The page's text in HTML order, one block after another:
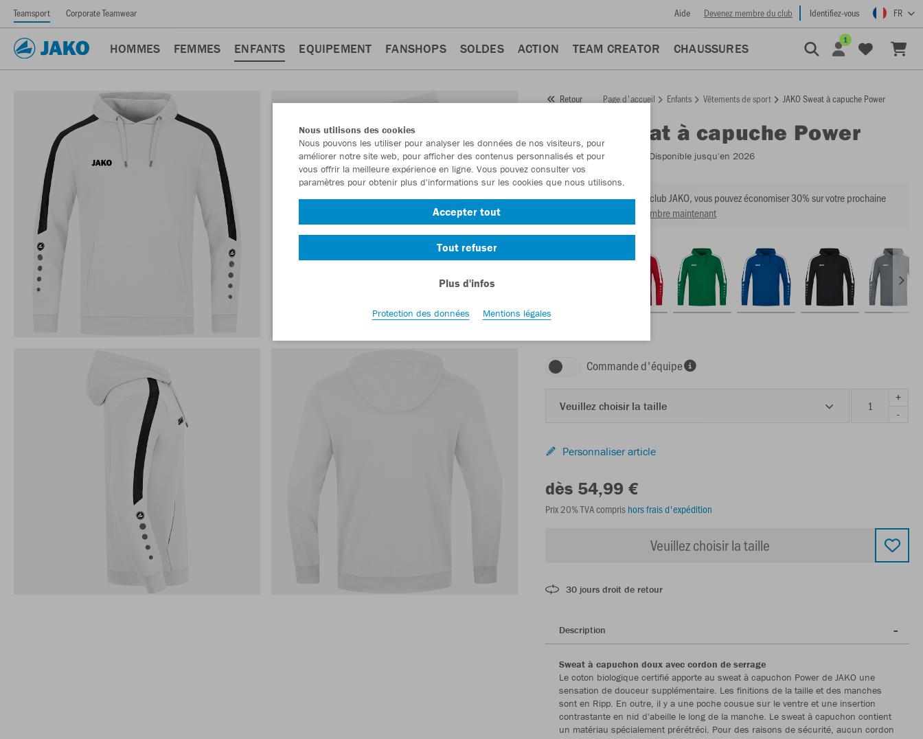
Teamsport Corporate Teamwear Aide Devenez membre du club Identifiez-vous FR
HOMMES FEMMES ENFANTS EQUIPEMENT FANSHOPS SOLDES ACTION TEAM CREATOR CHAUSSURES
1
Retour Page d'accueil Enfants Vêtements de sport JAKO Sweat à capuche Power
Sweat à capuche Power
Numéro d’article: - Disponible jusqu'en 2026
En tant que membre du club JAKO, vous pouvez économiser 30% sur votre prochaine
Devenir membre maintenant
Commande d'équipe
Veuillez choisir la taille
+
-
Personnaliser article
dès 54,99 €
Prix 20% TVA compris hors frais d'expédition
Veuillez choisir la taille
30 jours droit de retour
Description
Sweat à capuchon doux avec cordon de serrage
Le coton biologique certifié apporte au sweat à capuchon Power de JAKO une
sensation de douceur supplémentaire. Les finitions de la taille et des manches
sont en Ripp. En outre, il y a une poche cousue sur le ventre et une insertion
contrastante en nid d'abeille le long de la manche. Le sweat à capuchon contient
un matériau spécialement prérétréci. Pour des raisons de sécurité, aucun cordon
Nous utilisons des cookies
Nous pouvons les utiliser pour analyser les données de nos visiteurs, pour
améliorer notre site web, pour afficher des contenus personnalisés et pour
vous offrir la meilleure expérience en ligne. Vous pouvez consulter vos
paramètres pour obtenir plus d'informations sur les cookies que nous utilisons.
Accepter tout
Tout refuser
Plus d'infos
Protection des données Mentions légales